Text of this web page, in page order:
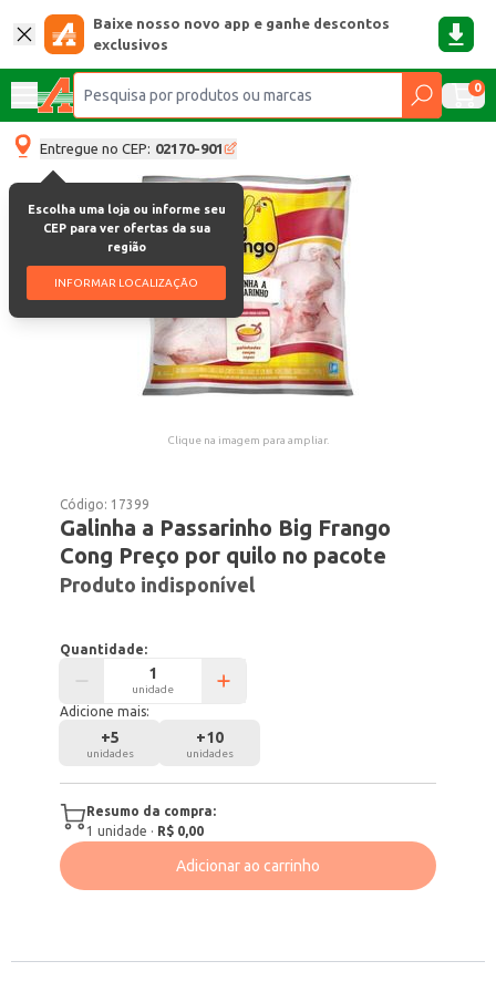
Baixe nosso novo app e ganhe descontos
exclusivos
0
Entregue no CEP: 02170-901
Escolha uma loja ou informe seu
CEP para ver ofertas da sua
região
INFORMAR LOCALIZAÇÃO
Clique na imagem para ampliar.
Código: 17399
Galinha a Passarinho Big Frango
Cong Preço por quilo no pacote
Produto indisponível
Quantidade:
unidade
Adicione mais:
+5
unidades
+10
unidades
Resumo da compra:
1 unidade · R$ 0,00
Adicionar ao carrinho